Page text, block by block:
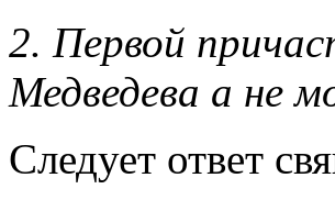
2. Первой
Медведева а не
Следует ответ